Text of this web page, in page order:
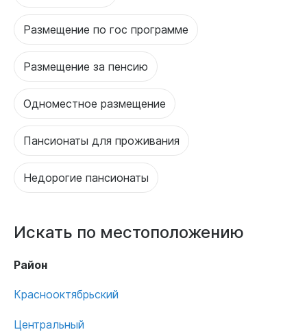
Размещение по гос программе
Размещение за пенсию
Одноместное размещение
Пансионаты для проживания
Недорогие пансионаты
Искать по местоположению
Район
Краснооктябрьский
Центральный